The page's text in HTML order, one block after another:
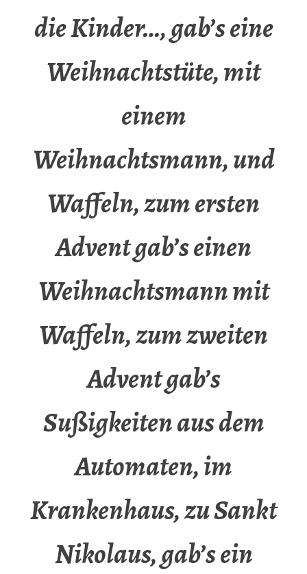
die Kinder…, gab’s eine
Weihnachtstüte, mit
einem
Weihnachtsmann, und
Waffeln, zum ersten
Advent gab’s einen
Weihnachtsmann mit
Waffeln, zum zweiten
Advent gab’s
Sußigkeiten aus dem
Automaten, im
Krankenhaus, zu Sankt
Nikolaus, gab’s ein